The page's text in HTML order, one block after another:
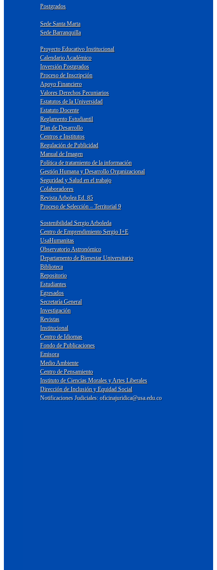
Postgrados
Sede Santa Marta
Sede Barranquilla
Proyecto Educativo Institucional
Calendario Académico
Inversión Postgrados
Proceso de Inscripción
Apoyo Financiero
Valores Derechos Pecuniarios
Estatutos de la Universidad
Estatuto Docente
Reglamento Estudiantil
Plan de Desarrollo
Centros e Institutos
Regulación de Publicidad
Manual de Imagen
Política de tratamiento de la información
Gestión Humana y Desarrollo Organizacional
Seguridad y Salud en el trabajo
Colaboradores
Revista Arbolea Ed. 85
Proceso de Selección – Territorial 9
Sostenibilidad Sergio Arboleda
Centro de Emprendimiento Sergio I+E
UsaHumanitas
Observatorio Astronómico
Departamento de Bienestar Universitario
Biblioteca
Repositorio
Estudiantes
Egresados
Secretaría General
Investigación
Revistas
Institucional
Centro de Idiomas
Fondo de Publicaciones
Emisora
Medio Ambiente
Centro de Pensamiento
Instituto de Ciencias Morales y Artes Liberales
Dirección de Inclusión y Equidad Social
Notificaciones Judiciales: oficinajuridica@usa.edu.co